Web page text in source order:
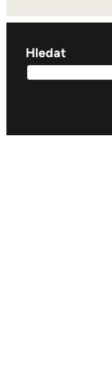
Hledat